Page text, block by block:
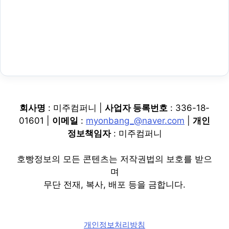
회사명 : 미주컴퍼니 | 사업자 등록번호 : 336-18-
01601 | 이메일 : myonbang_@naver.com
개인
정보책임자: 미주컴퍼니
호빵정보의 모든 콘텐츠는 저작권법의 보호를 받으
며
무단 전재, 복사, 배포 등을 금합니다.
개인정보처리방침